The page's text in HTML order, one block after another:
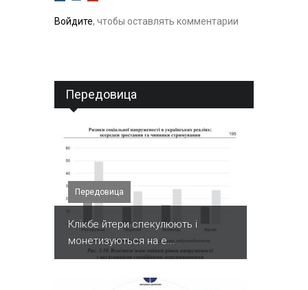
Войдите, чтобы оставлять комментарии
Передовица
Передовица
Клікбе йтери спекулюють і
монетизуються на е...